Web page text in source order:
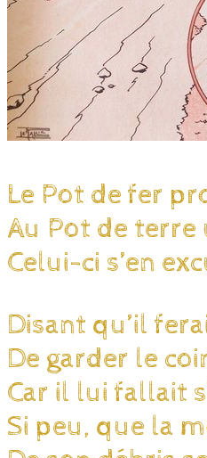
Le Pot de fer
Au Pot de terre
Celui-ci s’en
Disant qu’il
De garder le
Car il lui fallait
Si peu, que la